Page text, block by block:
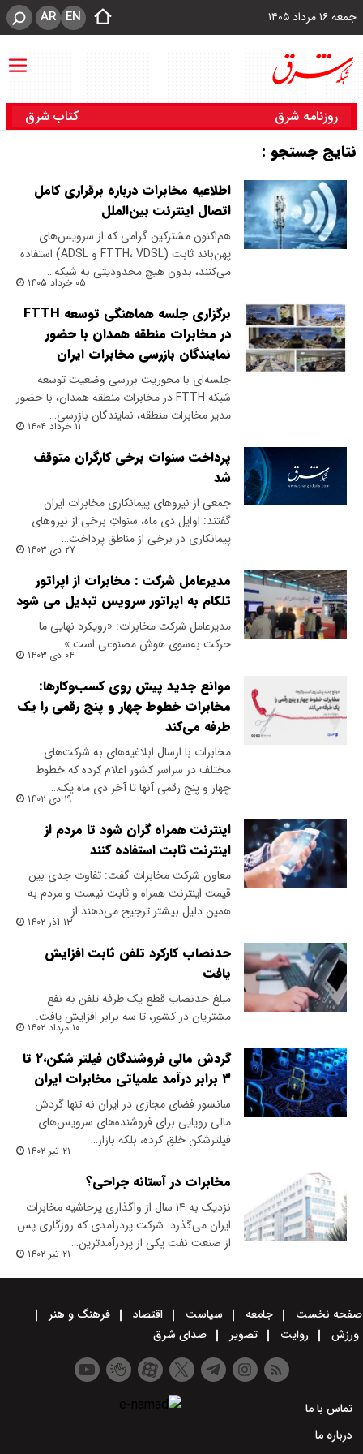
جمعه ۱۶ مرداد ۱۴۰۵ EN
AR
روزنامه شرق کتاب شرق
نتایج جستجو :
اطلاعیه مخابرات درباره برقراری کامل
اتصال اینترنت بین‌الملل
هم‌اکنون مشترکین گرامی که از سرویس‌های
پهن‌باند ثابت (FTTH، VDSL و ADSL) استفاده
می‌کنند، بدون هیچ محدودیتی به شبکه…
۰۵ خرداد ۱۴۰۵
برگزاری جلسه هماهنگی توسعه FTTH
در مخابرات منطقه همدان با حضور
نمایندگان بازرسی مخابرات ایران
جلسه‌ای با محوریت بررسی وضعیت توسعه
شبکه FTTH در مخابرات منطقه همدان، با حضور
مدیر مخابرات منطقه، نمایندگان بازرسی…
۱۱ خرداد ۱۴۰۴
پرداخت سنوات برخی کارگران متوقف
شد
جمعی از نیروهای پیمانکاری مخابرات ایران
گفتند: اوایل دی ماه، سنواتِ برخی از نیروهای
پیمانکاری در برخی از مناطق پرداخت…
۲۷ دی ۱۴۰۳
مدیرعامل شرکت : مخابرات از اپراتور
تلکام به اپراتور سرویس تبدیل می شود
مدیرعامل شرکت مخابرات: «رویکرد نهایی ما
حرکت به‌سوی هوش مصنوعی است.»
۰۴ دی ۱۴۰۳
موانع جدید پیش روی کسب‌وکارها:
مخابرات خطوط چهار و پنج رقمی را یک
طرفه می‌کند
مخابرات با ارسال ابلاغیه‌های به شرکت‌های
مختلف در سراسر کشور اعلام کرده که خطوط
چهار و پنج رقمی آنها تا آخر دی ماه یک…
۱۹ دی ۱۴۰۲
اینترنت همراه گران شود تا مردم از
اینترنت ثابت استفاده کنند
معاون شرکت مخابرات گفت: تفاوت جدی بین
قیمت اینترنت همراه و ثابت نیست و مردم به
همین دلیل بیشتر ترجیح می‌دهند از…
۱۳ آذر ۱۴۰۲
حدنصاب کارکرد تلفن ثابت افزایش
یافت
مبلغ حدنصاب قطع یک طرفه تلفن به نفع
مشتریان در کشور، تا سه برابر افزایش یافت.
۱۰ مرداد ۱۴۰۲
گردش مالی فروشندگان فیلتر شکن،۲ تا
۳ برابر درآمد علمیاتی مخابرات ایران
​سانسور فضای مجازی در ایران نه تنها گردش
مالی رویایی برای فروشنده‌های سرویس‌های
فیلترشکن خلق کرده، بلکه بازار…
۲۱ تیر ۱۴۰۲
مخابرات در آستانه جراحی؟
نزدیک به ۱۴ سال از واگذاری پرحاشیه مخابرات
ایران می‌گذرد. شرکت پردرآمدی که روزگاری پس
از صنعت نفت یکی از پردرآمدترین…
۲۱ تیر ۱۴۰۲
صفحه نخست جامعه سیاست اقتصاد
فرهنگ و هنر
ورزش
روایت تصویر صدای شرق
تماس با ما
درباره ما